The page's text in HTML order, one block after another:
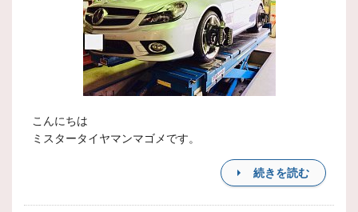
こんにちは
ミスタータイヤマンマゴメです。
続きを読む